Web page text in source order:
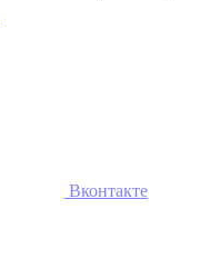
Вконтакте